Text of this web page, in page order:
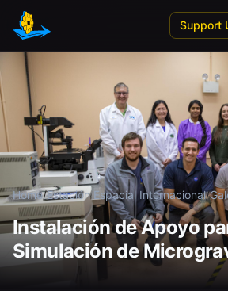
Skip to main content
Support
Home/Estación Espacial Internacional/
Instalación de Apoyo
Simulación de